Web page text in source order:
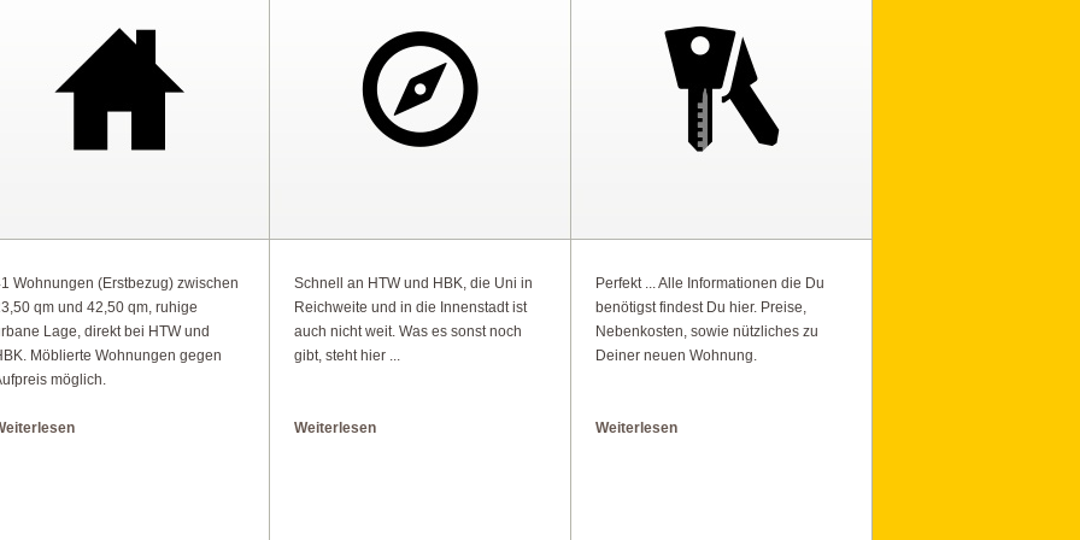
Wohnungen (Erstbezug) zwischen
qm und 42,50 qm, ruhige
Lage, direkt bei HTW und
Möblierte Wohnungen gegen
möglich.
Schnell an HTW und HBK, die Uni in
Reichweite und in die Innenstadt ist
auch nicht weit. Was es sonst noch
gibt, steht hier ...
Weiterlesen
Perfekt ... Alle Informationen die Du
benötigst findest Du hier. Preise,
Nebenkosten, sowie nützliches zu
Deiner neuen Wohnung.
Weiterlesen